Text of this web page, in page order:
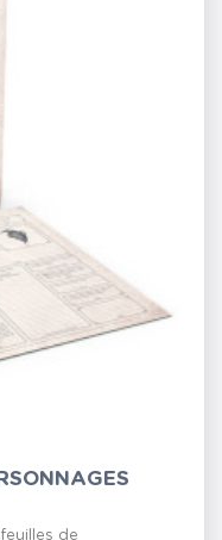
de